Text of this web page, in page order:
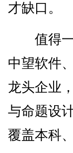
才缺口。
值得一
中望软件
龙头企业
与命题设
覆盖本科